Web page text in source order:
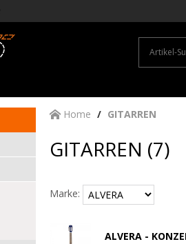
Home GITARREN
GITARREN (7)
Marke:
ALVERA -